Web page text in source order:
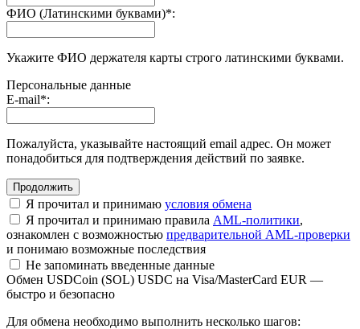
ФИО (Латинскими буквами)*:
Укажите ФИО держателя карты строго латинскими буквами.
Персональные данные
E-mail*:
Пожалуйста, указывайте настоящий email адрес. Он может
понадобиться для подтверждения действий по заявке.
Я прочитал и принимаю условия обмена
Я прочитал и принимаю правила AML-политики,
ознакомлен с возможностью предварительной AML-проверки
и понимаю возможные последствия
Не запоминать введенные данные
Обмен USDCoin (SOL) USDC на Visa/MasterCard EUR —
быстро и безопасно
Для обмена необходимо выполнить несколько шагов: